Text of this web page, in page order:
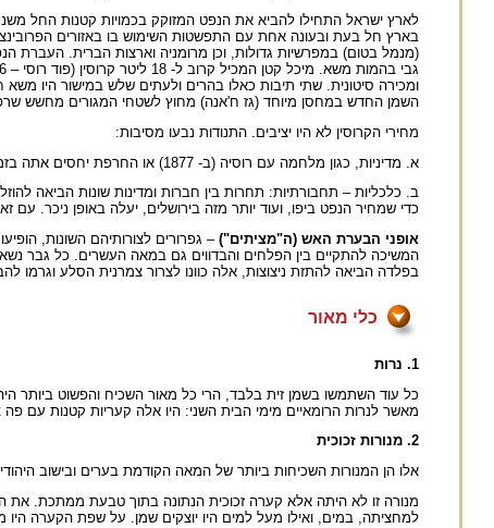
בארץ חל בעת ובעונה אחת עם התפשטות השימוש בו באזורים
(מנמל בטום) במפרשיות גדולות, וכן מרומניה וארצות הברית. העברת
ומכירה סיטונית. שתי תיבות כאלו בהרים ולעתים שלש במישור היו
השמן החדש במחסן מיוחד (גז ח'אנה) מחוץ לשטחי המגורים מחשש
מחירי הקרוסין לא היו יציבים. התנודות נבעו מסיבות:
א. מדיניות, כגון מלחמה עם רוסיה (ב- 1877) או החרפת יחסים אתה בזמנים שונים.
ב. כלכליות – תחבורתיות: תחרות בין חברות ומדינות שונות הביאה
כדי שמחיר הנפט ביפו, ועוד יותר מזה בירושלים, יעלה באופן ניכר. עם
אופני הבערת האש (ה"מציתים") – גפרורים לצורותיהם השונות,
בפלדה הביאה להתזת ניצוצות, אלה כוונו לצרור צמרנית הסלע וגרמו
כלי מאור
1. נרות
כל עוד השתמשו בשמן זית בלבד, הרי כל מאור השכיח והפשוט ביותר
מאשר לנרות הרומאיים מימי הבית השני: היו אלה קעריות קטנות עם
2. מנורות זכוכית
אלו הן המנורות השכיחות ביותר של המאה הקודמת בערים ובישוב
מנורה זו לא היתה אלא קערה זכוכית הנתונה בתוך טבעת ממתכת.
למחציתה, במים, ואילו מעל למים היו יוצקים שמן. על שפת הקערה